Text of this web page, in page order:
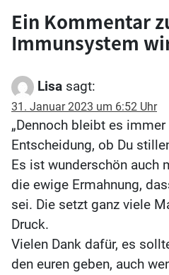
Ein Kommentar
Immunsystem
Lisa sagt:
31. Januar 2023 um 6:52 Uhr
„Dennoch bleibt es immer
Entscheidung, ob Du
Es ist wunderschön auch
die ewige Ermahnung,
sei. Die setzt ganz viele
Druck.
Vielen Dank dafür, es
den euren geben, auch